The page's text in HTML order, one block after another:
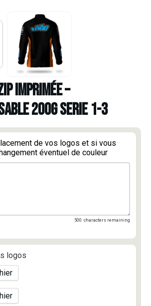
IMPRIMÉE –
200G SERIE 1-3
de vos logos et si vous
éventuel de couleur
500 characters remaining
logos